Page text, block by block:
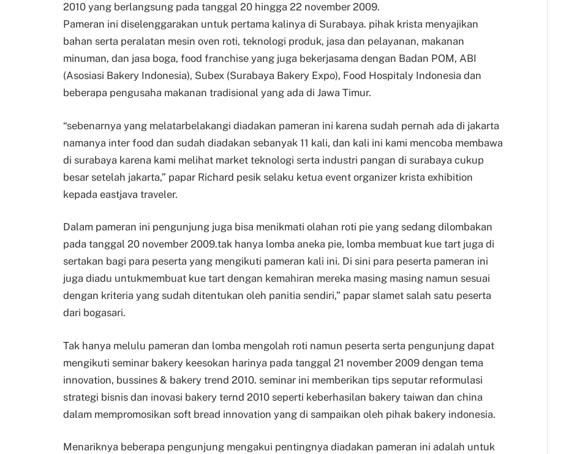
2010 yang berlangsung pada tanggal 20 hingga 22 november 2009.
Pameran ini diselenggarakan untuk pertama kalinya di Surabaya. pihak krista menyajikan
bahan serta peralatan mesin oven roti, teknologi produk, jasa dan pelayanan, makanan
minuman, dan jasa boga, food franchise yang juga bekerjasama dengan Badan POM, ABI
(Asosiasi Bakery Indonesia), Subex (Surabaya Bakery Expo), Food Hospitaly Indonesia dan
beberapa pengusaha makanan tradisional yang ada di Jawa Timur.
“sebenarnya yang melatarbelakangi diadakan pameran ini karena sudah pernah ada di jakarta
namanya inter food dan sudah diadakan sebanyak 11 kali, dan kali ini kami mencoba membawa
di surabaya karena kami melihat market teknologi serta industri pangan di surabaya cukup
besar setelah jakarta,” papar Richard pesik selaku ketua event organizer krista exhibition
kepada eastjava traveler.
Dalam pameran ini pengunjung juga bisa menikmati olahan roti pie yang sedang dilombakan
pada tanggal 20 november 2009.tak hanya lomba aneka pie, lomba membuat kue tart juga di
sertakan bagi para peserta yang mengikuti pameran kali ini. Di sini para peserta pameran ini
juga diadu untukmembuat kue tart dengan kemahiran mereka masing masing namun sesuai
dengan kriteria yang sudah ditentukan oleh panitia sendiri,” papar slamet salah satu peserta
dari bogasari.
Tak hanya melulu pameran dan lomba mengolah roti namun peserta serta pengunjung dapat
mengikuti seminar bakery keesokan harinya pada tanggal 21 november 2009 dengan tema
innovation, bussines & bakery trend 2010. seminar ini memberikan tips seputar reformulasi
strategi bisnis dan inovasi bakery ternd 2010 seperti keberhasilan bakery taiwan dan china
dalam mempromosikan soft bread innovation yang di sampaikan oleh pihak bakery indonesia.
Menariknya beberapa pengunjung mengakui pentingnya diadakan pameran ini adalah untuk